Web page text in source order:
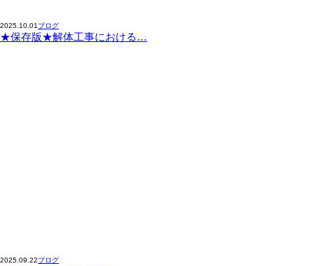
2025.10.01 ブログ
★保存版★解体工事における…
2025.09.22ブログ